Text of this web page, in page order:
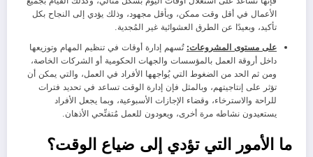
الأعمال في أقل وقت ممكن، وبأقل مجهود، وذلك يؤدي إلى النجاح بكل
تأكيد، وبعيدًا عن الطرق العشوائية غير المُجدية.
على مستوى المشروعات:تُسهم إدارة أوقات في تنظيم المهام وتوزيعها
داخل أروقة العمل بالمؤسسات والجهات الحكومية أو الشركات الخاصة،
ومن ثم الحد من الضغوط التي يُواجهها الأفراد في العمل، والتي يمكن أن
تؤثر على إنتاجيتهم، وبالمثل فإن إدارة الوقت تساعد في تحديد فترات
للراحة والاسترخاء، وقضاء الإجازات الأسبوعية، وبما يجعل الأفراد
يستعيدون نشاطه مرة أخرى، ويعودون للعمل مُتفتِّحي الأذهان.
ما الأمور التي تؤدي إلى ضياع الوقت؟